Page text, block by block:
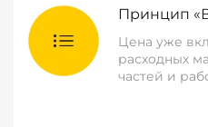
Принцип
Цена уже
расходных
частей и